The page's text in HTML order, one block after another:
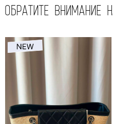
ОБРАТИТЕ ВНИМАНИЕ